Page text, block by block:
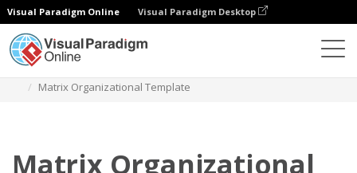
Visual Paradigm Online Visual Paradigm Desktop
Matrix Organizational Template
Matrix Organizational